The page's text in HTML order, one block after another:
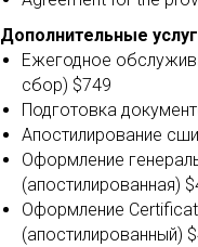
Дополнительные
Ежегодное
сбор) $749
Подготовка
Апостилирование
Оформление
(апостилированная)
Оформление
(апостилированный)